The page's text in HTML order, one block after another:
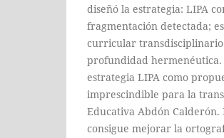
diseñó la estrategia: LIPA
fragmentación detectada;
curricular
profundidad hermenéutica.
estrategia LIPA como
imprescindible para la
Educativa Abdón
consigue mejorar la